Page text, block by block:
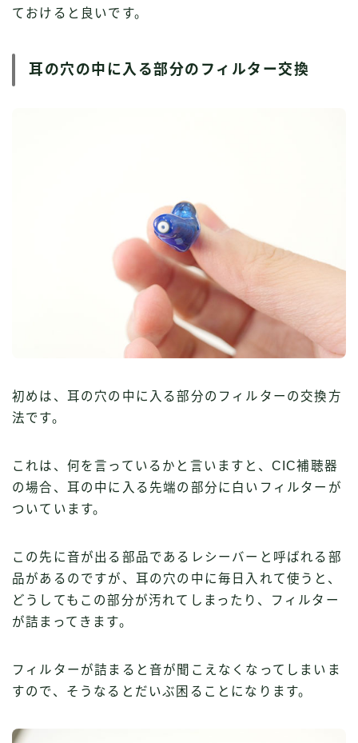
ておけると良いです。
耳の穴の中に入る部分のフィルター交換
初めは、耳の穴の中に入る部分のフィルターの交換方
法です。
これは、何を言っているかと言いますと、CIC補聴器
の場合、耳の中に入る先端の部分に白いフィルターが
ついています。
この先に音が出る部品であるレシーバーと呼ばれる部
品があるのですが、耳の穴の中に毎日入れて使うと、
どうしてもこの部分が汚れてしまったり、フィルター
が詰まってきます。
フィルターが詰まると音が聞こえなくなってしまいま
すので、そうなるとだいぶ困ることになります。